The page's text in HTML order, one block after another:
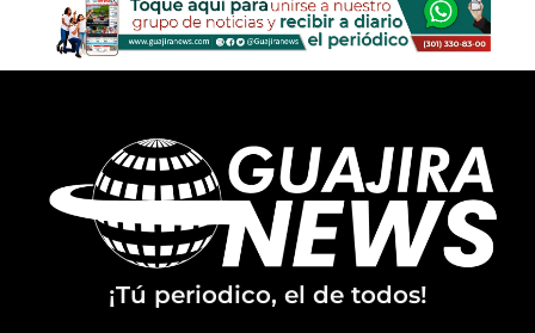
¡Tú periodico, el de todos!